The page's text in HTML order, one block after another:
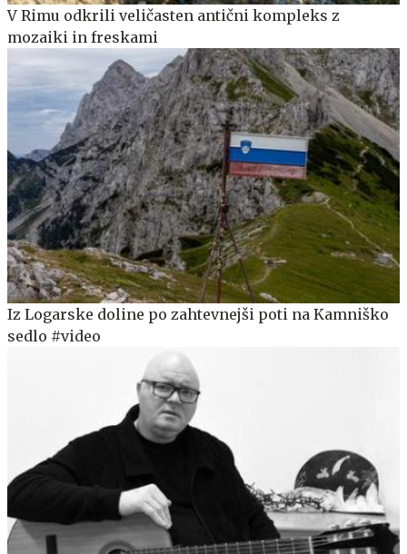
V Rimu odkrili veličasten antični kompleks z
mozaiki in freskami
Iz Logarske doline po zahtevnejši poti na Kamniško
sedlo #video